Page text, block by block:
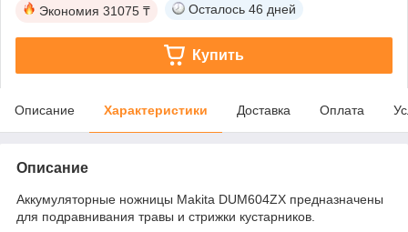
Экономия 31075 ₸ Осталось 46 дней
Купить
Описание Характеристики Доставка Оплата
Описание
Аккумуляторные ножницы Makita DUM604ZX предназначены
для подравнивания травы и стрижки кустарников.